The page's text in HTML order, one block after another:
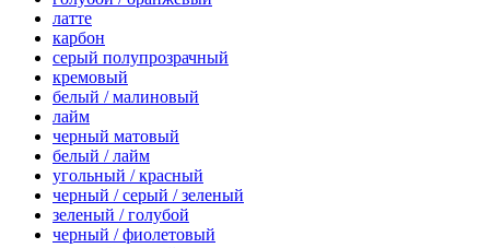
латте
карбон
серый полупрозрачный
кремовый
белый / малиновый
лайм
черный матовый
белый / лайм
угольный / красный
черный / серый / зеленый
зеленый / голубой
черный / фиолетовый